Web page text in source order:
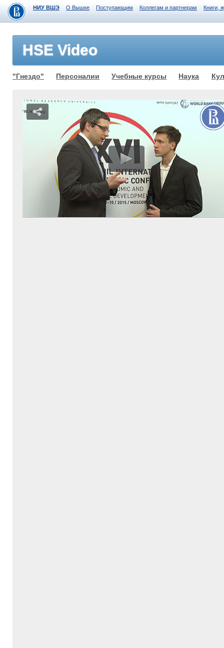
НИУ ВШЭ О Вышке Поступающим Коллегам и партнерам Книги,
HSE Video
"Гнездо" Персоналии Учебные курсы Наука